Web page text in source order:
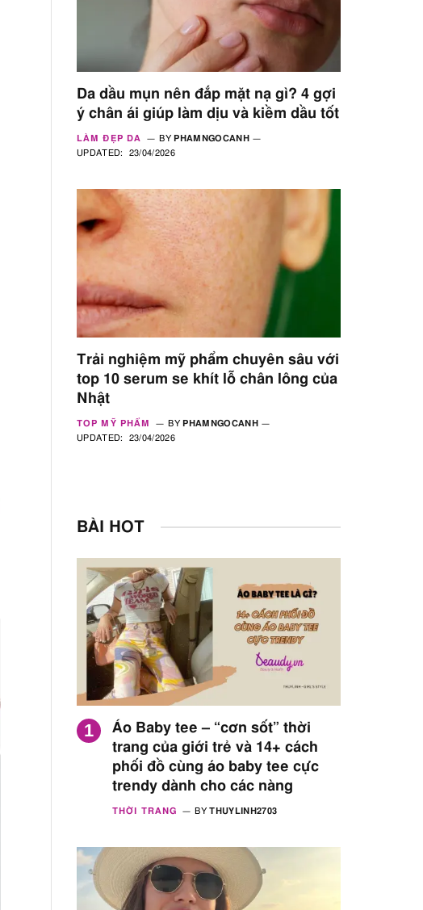
Da dầu mụn nên đắp mặt nạ gì? 4 gợi
ý chân ái giúp làm dịu và kiềm dầu tốt
LÀM ĐẸP DA BY PHAMNGOCANH
UPDATED:
23/04/2026
Trải nghiệm mỹ phẩm chuyên sâu với
top 10 serum se khít lỗ chân lông của
Nhật
TOP MỸ PHẨM BY PHAMNGOCANH
UPDATED:
23/04/2026
BÀI HOT
Áo Baby tee – “cơn sốt” thời
trang của giới trẻ và 14+ cách
phối đồ cùng áo baby tee cực
trendy dành cho các nàng
THỜI TRANG BY THUYLINH2703